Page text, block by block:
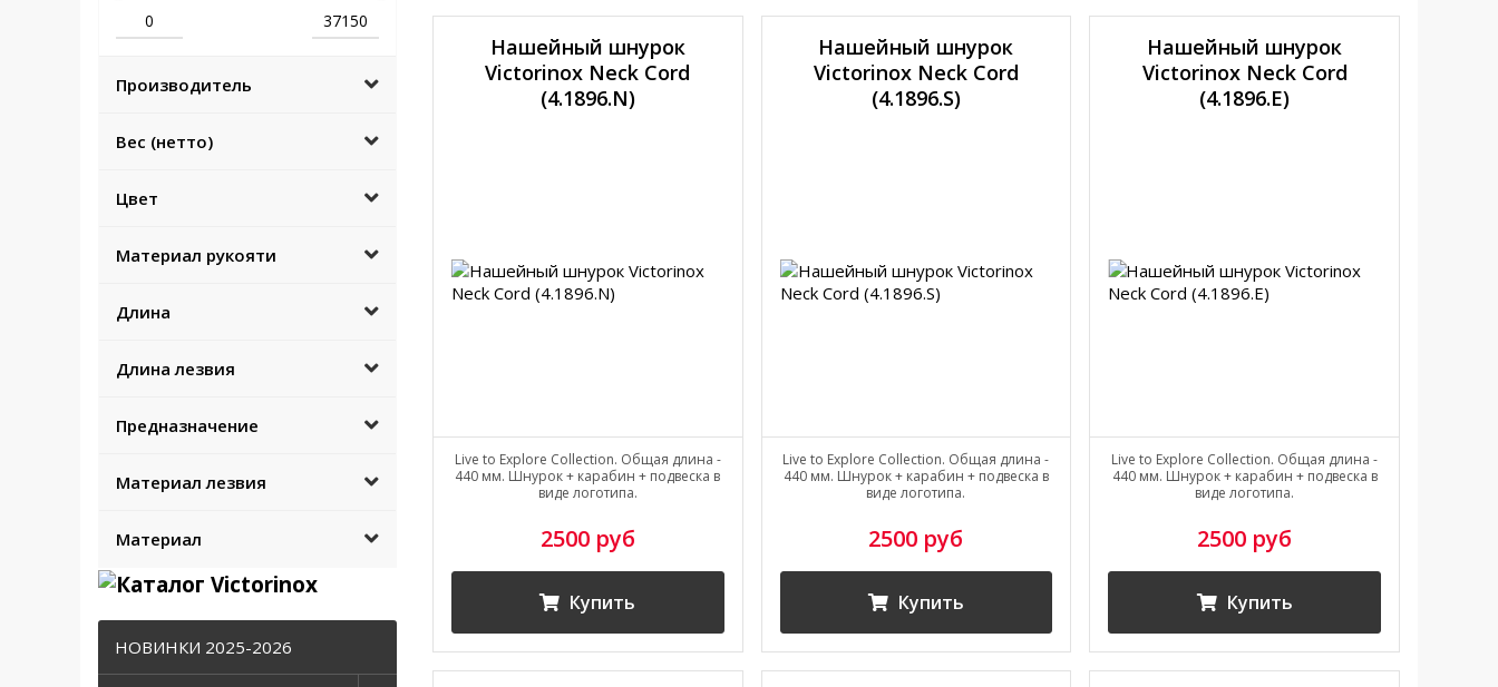
Производитель
Вес (нетто)
Цвет
Материал рукояти
Длина
Длина лезвия
Предназначение
Материал лезвия
Материал
НОВИНКИ 2025-2026
Нашейный шнурок
Victorinox Neck Cord
(4.1896.N)
Live to Explore Collection. Общая длина -
440 мм. Шнурок + карабин + подвеска в
виде логотипа.
2500 руб
Купить
Нашейный шнурок
Victorinox Neck Cord
(4.1896.S)
Live to Explore Collection. Общая длина -
440 мм. Шнурок + карабин + подвеска в
виде логотипа.
2500 руб
Купить
Нашейный шнурок
Victorinox Neck Cord
(4.1896.E)
Live to Explore Collection. Общая длина -
440 мм. Шнурок + карабин + подвеска в
виде логотипа.
2500 руб
Купить